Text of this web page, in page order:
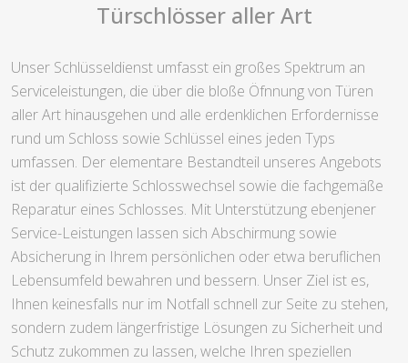
Türschlösser aller Art
Unser Schlüsseldienst umfasst ein großes Spektrum an
Serviceleistungen, die über die bloße Öfnnung von Türen
aller Art hinausgehen und alle erdenklichen Erfordernisse
rund um Schloss sowie Schlüssel eines jeden Typs
umfassen. Der elementare Bestandteil unseres Angebots
ist der qualifizierte Schlosswechsel sowie die fachgemäße
Reparatur eines Schlosses. Mit Unterstützung ebenjener
Service-Leistungen lassen sich Abschirmung sowie
Absicherung in Ihrem persönlichen oder etwa beruflichen
Lebensumfeld bewahren und bessern. Unser Ziel ist es,
Ihnen keinesfalls nur im Notfall schnell zur Seite zu stehen,
sondern zudem längerfristige Lösungen zu Sicherheit und
Schutz zukommen zu lassen, welche Ihren speziellen